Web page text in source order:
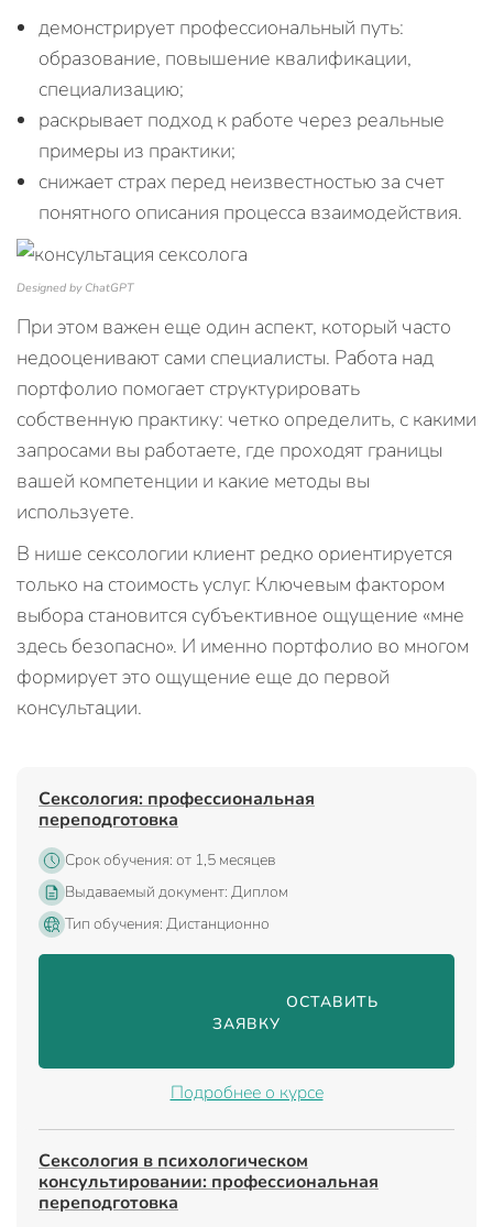
демонстрирует профессиональный путь:
образование, повышение квалификации,
специализацию;
раскрывает подход к работе через реальные
примеры из практики;
снижает страх перед неизвестностью за счет
понятного описания процесса взаимодействия.
Designed by ChatGPT
При этом важен еще один аспект, который часто
недооценивают сами специалисты. Работа над
портфолио помогает структурировать
собственную практику: четко определить, с какими
запросами вы работаете, где проходят границы
вашей компетенции и какие методы вы
используете.
В нише сексологии клиент редко ориентируется
только на стоимость услуг. Ключевым фактором
выбора становится субъективное ощущение «мне
здесь безопасно». И именно портфолио во многом
формирует это ощущение еще до первой
консультации.
Сексология: профессиональная
переподготовка
Срок обучения: от 1,5 месяцев
Выдаваемый документ: Диплом
Тип обучения: Дистанционно
                                ОСТАВИТЬ
ЗАЯВКУ
Подробнее о курсе
Сексология в психологическом
консультировании: профессиональная
переподготовка